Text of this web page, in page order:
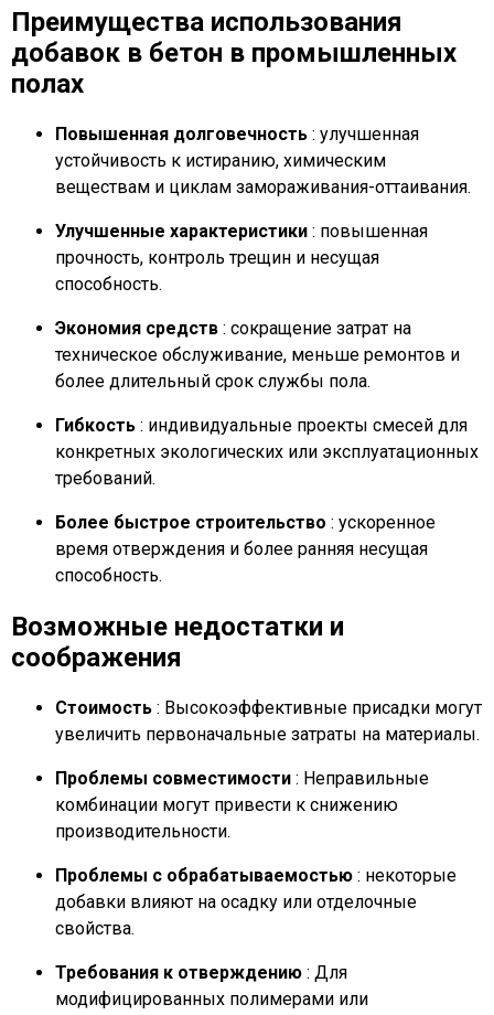
Преимущества использования
добавок в бетон в промышленных
полах
Повышенная долговечность : улучшенная
устойчивость к истиранию, химическим
веществам и циклам замораживания-оттаивания.
Улучшенные характеристики : повышенная
прочность, контроль трещин и несущая
способность.
Экономия средств : сокращение затрат на
техническое обслуживание, меньше ремонтов и
более длительный срок службы пола.
Гибкость : индивидуальные проекты смесей для
конкретных экологических или эксплуатационных
требований.
Более быстрое строительство : ускоренное
время отверждения и более ранняя несущая
способность.
Возможные недостатки и
соображения
Стоимость : Высокоэффективные присадки могут
увеличить первоначальные затраты на материалы.
Проблемы совместимости : Неправильные
комбинации могут привести к снижению
производительности.
Проблемы с обрабатываемостью : некоторые
добавки влияют на осадку или отделочные
свойства.
Требования к отверждению : Для
модифицированных полимерами или